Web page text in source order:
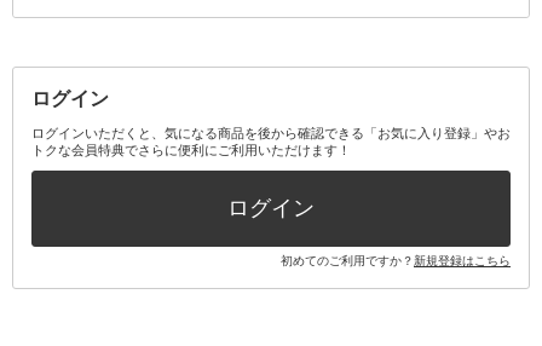
その他オーラルケア
ボディケアキット
その他キット・セット
ログイン
ログインいただくと、気になる商品を後から確認できる「お気に入り登録」やお
トクな会員特典でさらに便利にご利用いただけます！
ログイン
初めてのご利用ですか？新規登録はこちら